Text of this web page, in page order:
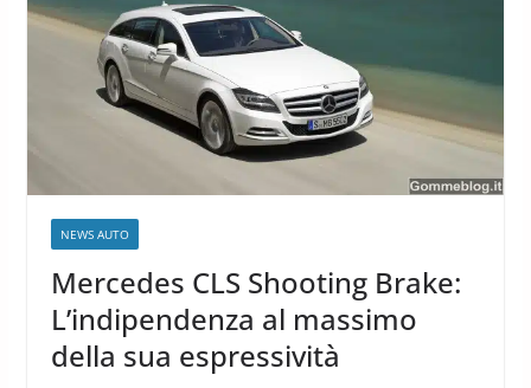
NEWS AUTO
Mercedes CLS Shooting Brake:
L’indipendenza al massimo
della sua espressività